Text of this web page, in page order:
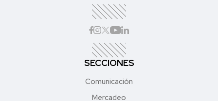
SECCIONES
Comunicación
Mercadeo